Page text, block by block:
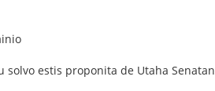
estis proponita de Utaha